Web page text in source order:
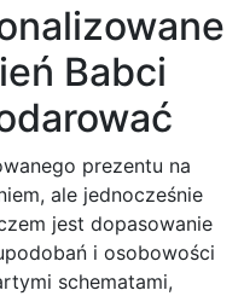
Babci
prezentu na
ale jednocześnie
jest dopasowanie
i osobowości
schematami,